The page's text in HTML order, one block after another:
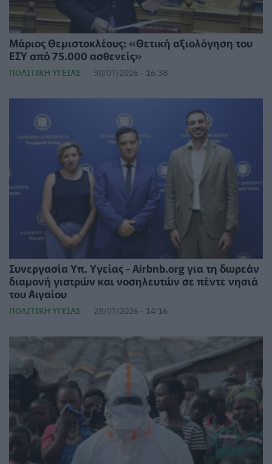
Μάριος Θεμιστοκλέους: «Θετική αξιολόγηση του
ΕΣΥ από 75.000 ασθενείς»
ΠΟΛΙΤΙΚΉ ΥΓΕΊΑΣ 30/07/2026 - 16:38
Συνεργασία Υπ. Υγείας - Airbnb.org για τη δωρεάν
διαμονή γιατρών και νοσηλευτών σε πέντε νησιά
του Αιγαίου
ΠΟΛΙΤΙΚΉ ΥΓΕΊΑΣ 28/07/2026 - 14:16